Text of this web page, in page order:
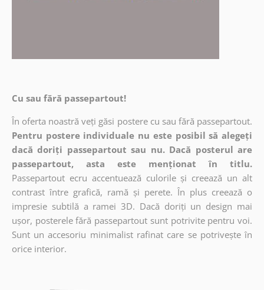
Cu sau fără passepartout!
În oferta noastră veți găsi postere cu sau fără passepartout.
Pentru postere individuale nu este posibil să alegeți
dacă doriți passepartout sau nu. Dacă posterul are
passepartout, asta este menționat în titlu.
Passepartout ecru accentuează culorile și creează un alt
contrast între grafică, ramă și perete. În plus creează o
impresie subtilă a ramei 3D. Dacă doriți un design mai
ușor, posterele fără passepartout sunt potrivite pentru voi.
Sunt un accesoriu minimalist rafinat care se potrivește în
orice interior.